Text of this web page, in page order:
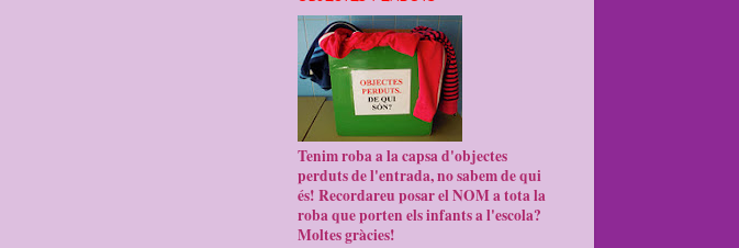
Tenim roba a la capsa d'objectes
perduts de l'entrada, no sabem de qui
és! Recordareu posar el NOM a tota la
roba que porten els infants a l'escola?
Moltes gràcies!